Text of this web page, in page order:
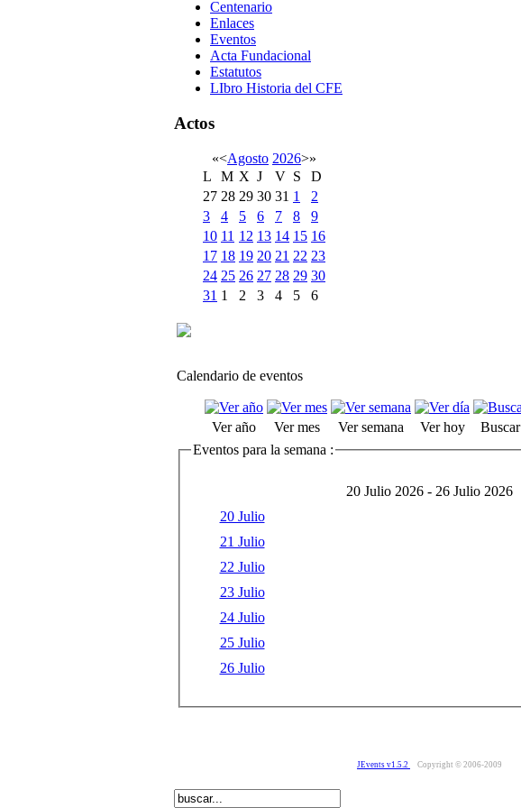
Centenario
Enlaces
Eventos
Acta Fundacional
Estatutos
LIbro Historia del CFE
Actos
«<Agosto 2026>»
L
M X J V S
D
27 28 29 30 31 1
2
3
4 5 6 7 8
9
10 11 12 13 14 15 16
17 18 19 20 21 22 23
24 25 26 27 28 29 30
31 1 2 3 4 5 6
Calendario de eventos
Ver año Ver mes Ver semana Ver hoy Buscar
Eventos para la semana :
20 Julio 2026 - 26 Julio 2026
20 Julio
21 Julio
22 Julio
23 Julio
24 Julio
25 Julio
26 Julio
JEvents v1.5.2 Copyright © 2006-2009